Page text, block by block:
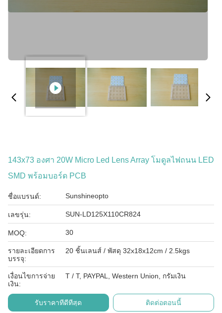
143x73 องศา 20W Micro Led Lens Array โมดูลไฟถนน LED
SMD พร้อมบอร์ด PCB
ชื่อแบรนด์: Sunshineopto
เลขรุ่น: SUN-LD125X110CR824
MOQ: 30
รายละเอียดการ
บรรจุ:
20 ชิ้นเลนส์ / พัสดุ 32x18x12cm / 2.5kgs
เงื่อนไขการจ่าย
เงิน:
T / T, PAYPAL, Western Union, กรัมเงิน
รับราคาที่ดีที่สุด ติดต่อตอนนี้